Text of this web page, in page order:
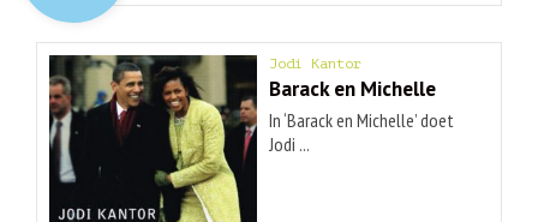
Jodi Kantor
Barack en Michelle
In ‘Barack en Michelle’ doet
Jodi ...